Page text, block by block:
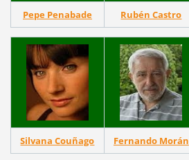
Pepe Penabade Rubén Castro
Silvana Couñago Fernando Morán